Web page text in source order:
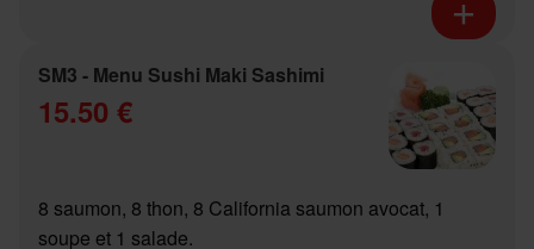
SM3 - Menu Sushi Maki Sashimi
15.50 €
8 saumon, 8 thon, 8 California saumon avocat, 1
soupe et 1 salade.